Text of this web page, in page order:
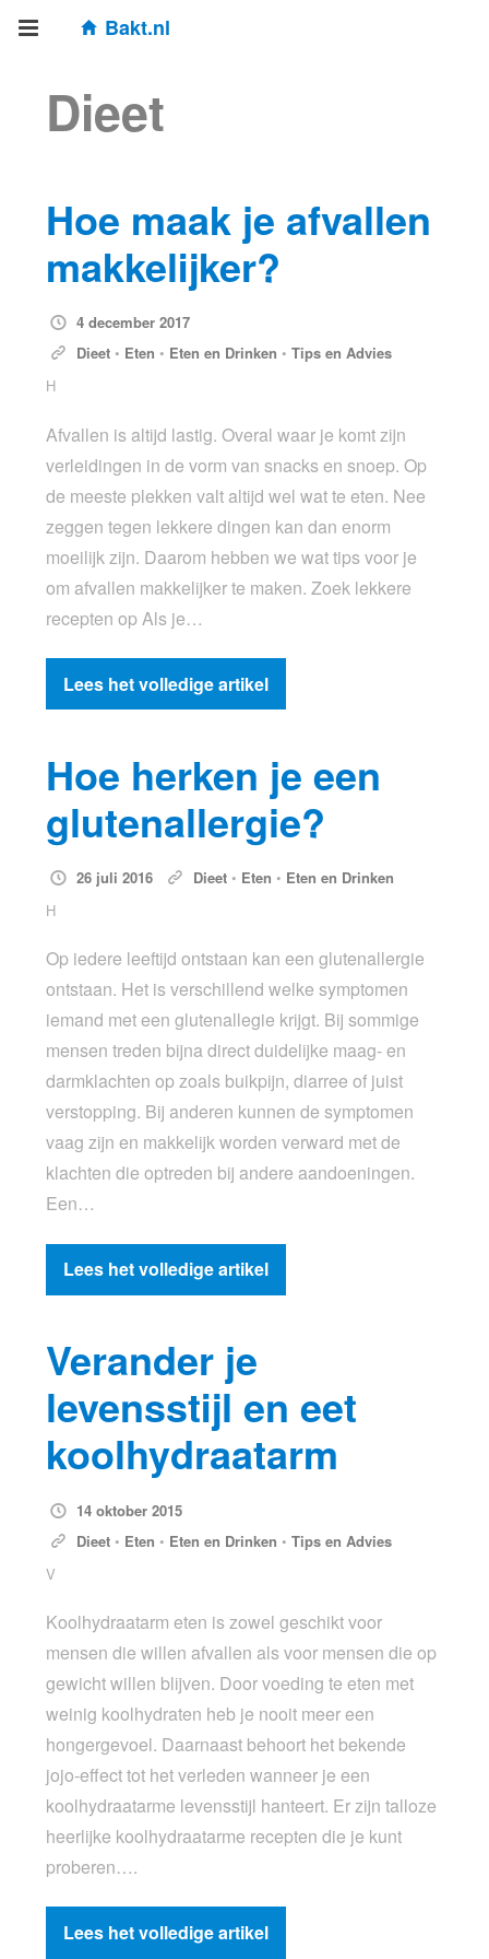
Bakt.nl
Dieet
Hoe maak je afvallen
makkelijker?
4 december 2017
Dieet• Eten • Eten en Drinken • Tips en Advies
H
Afvallen is altijd lastig. Overal waar je komt zijn
verleidingen in de vorm van snacks en snoep. Op
de meeste plekken valt altijd wel wat te eten. Nee
zeggen tegen lekkere dingen kan dan enorm
moeilijk zijn. Daarom hebben we wat tips voor je
om afvallen makkelijker te maken. Zoek lekkere
recepten op Als je…
Lees het volledige artikel
Hoe herken je een
glutenallergie?
26 juli 2016 Dieet • Eten • Eten en Drinken
H
Op iedere leeftijd ontstaan kan een glutenallergie
ontstaan. Het is verschillend welke symptomen
iemand met een glutenallegie krijgt. Bij sommige
mensen treden bijna direct duidelijke maag- en
darmklachten op zoals buikpijn, diarree of juist
verstopping. Bij anderen kunnen de symptomen
vaag zijn en makkelijk worden verward met de
klachten die optreden bij andere aandoeningen.
Een…
Lees het volledige artikel
Verander je
levensstijl en eet
koolhydraatarm
14 oktober 2015
Dieet• Eten • Eten en Drinken • Tips en Advies
V
Koolhydraatarm eten is zowel geschikt voor
mensen die willen afvallen als voor mensen die op
gewicht willen blijven. Door voeding te eten met
weinig koolhydraten heb je nooit meer een
hongergevoel. Daarnaast behoort het bekende
jojo-effect tot het verleden wanneer je een
koolhydraatarme levensstijl hanteert. Er zijn talloze
heerlijke koolhydraatarme recepten die je kunt
proberen….
Lees het volledige artikel